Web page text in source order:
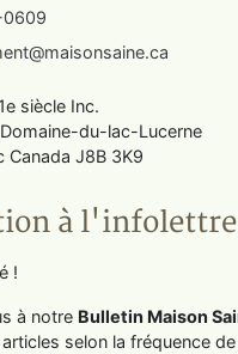
siècle Inc.
du-lac-Lucerne
Canada J8B 3K9
à l'infolettre
!
à notre Bulletin Maison
selon la fréquence